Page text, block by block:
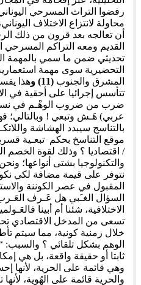
رفضوا التراث المسرحي
محاولة لانتزاع الاختلاف
أن تعالجه بعد قرون من ذلك
القديم ومعه التراكم
تحديثي ضمن ما سمي بالمهمة
التحضيرية سوى مهمة
المشرق والجنوب (11) و
هذا
تتأسس إجرائيا على أحقية في
ضرب من ضروب الوهْـم في
عربي) هَـش وتبعي ! وبالتالي؛
بالتناسج سيبدد الهشاشة
موقع التناسخ بحكم تبعـية
/ اقتصاديا ؟ وذلك لقوة الخصم
والتكنولوجيا بشتى أنواعها؛ ونحن
نتوفر على قيمة مضافة لكي
المقبول في عصر الكوننة
السؤال الغـَبي هل عَـرف
الاختلافية، شئنا أم أبينا
تسعى من المدخل الاقتصادي
خلال زمنية كونية، مما سيتم
الوهم بشكل تلقائي ؟ والسبب:
ثابتا أو حقيقة واقعة، بل هي
وهي قائمة على الحرية، لأنها
والحرية قائمة على الهُوية، لأنها